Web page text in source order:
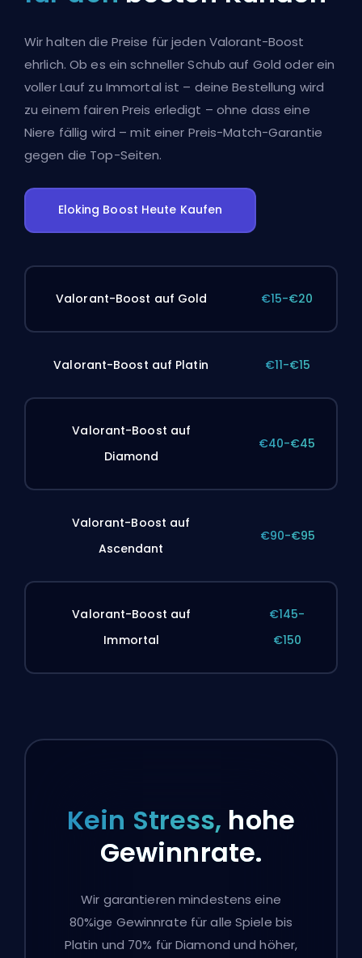
Wir halten die Preise für jeden Valorant-Boost
ehrlich. Ob es ein schneller Schub auf Gold oder ein
voller Lauf zu Immortal ist – deine Bestellung wird
zu einem fairen Preis erledigt – ohne dass eine
Niere fällig wird – mit einer Preis-Match-Garantie
gegen die Top-Seiten.
Eloking Boost Heute Kaufen
Valorant-Boost auf Gold €15-€20
Valorant-Boost auf Platin €11-€15
Valorant-Boost auf
Diamond
€40-€45
Valorant-Boost auf
Ascendant
€90-€95
Valorant-Boost auf
Immortal
€145-
€150
Kein Stress, hohe
Gewinnrate.
Wir garantieren mindestens eine
80%ige Gewinnrate für alle Spiele bis
Platin und 70% für Diamond und höher,